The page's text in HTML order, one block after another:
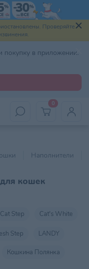
Проверяйте
покупку в приложении.
0
Наполнители
кошек
Cat Step Cat's White
Step LANDY
Кошкина Полянка